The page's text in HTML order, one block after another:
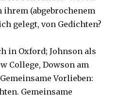
ihrem (abgebrochenem
gelegt, von Gedichten?
in Oxford; Johnson als
College, Dowson am
Gemeinsame Vorlieben:
Gemeinsame